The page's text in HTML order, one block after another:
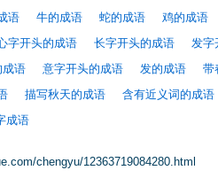
语 牛的成语 蛇的成语
鸡的成语
字开头的成语 长字开头的成语
发字
成语 意字开头的成语 发的成语
带
描写秋天的成语
含有近义词的成语
成语
chengyu/12363719084280.html